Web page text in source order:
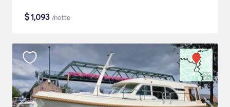
$1,093 /notte